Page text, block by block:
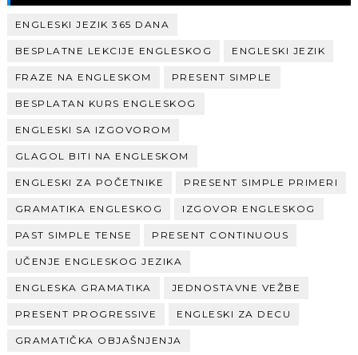
ENGLESKI JEZIK 365 DANA
BESPLATNE LEKCIJE ENGLESKOG ENGLESKI JEZIK
FRAZE NA ENGLESKOM PRESENT SIMPLE
BESPLATAN KURS ENGLESKOG
ENGLESKI SA IZGOVOROM
GLAGOL BITI NA ENGLESKOM
ENGLESKI ZA POČETNIKE PRESENT SIMPLE PRIMERI
GRAMATIKA ENGLESKOG IZGOVOR ENGLESKOG
PAST SIMPLE TENSE PRESENT CONTINUOUS
UČENJE ENGLESKOG JEZIKA
ENGLESKA GRAMATIKA JEDNOSTAVNE VEŽBE
PRESENT PROGRESSIVE ENGLESKI ZA DECU
GRAMATIČKA OBJAŠNJENJA